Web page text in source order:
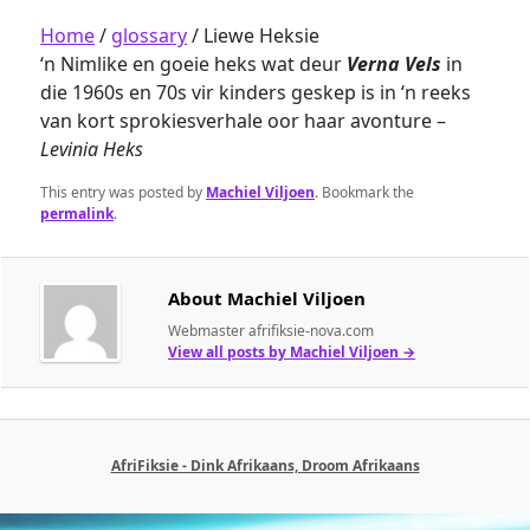
Home/ glossary/ Liewe Heksie
‘n Nimlike en goeie heks wat deur Verna Vels in
die 1960s en 70s vir kinders geskep is in ‘n reeks
van kort sprokiesverhale oor haar avonture –
Levinia Heks
This entry was posted by Machiel Viljoen. Bookmark the
permalink.
About Machiel Viljoen
Webmaster afrifiksie-nova.com
View all posts by Machiel Viljoen →
AfriFiksie - Dink Afrikaans, Droom Afrikaans